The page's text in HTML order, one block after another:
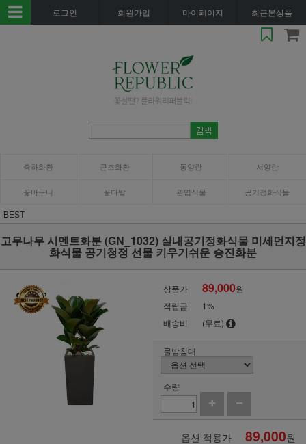
로그인 회원가입 마이페이지 최근본상품
축하화환 근조화환 동양란 서양란
꽃바구니 꽃다발 관엽식물 공기정화식물
BEST
고무나무 시멘트화분 (GN_1032) 실내공기정화식물 미세먼지정
화식물 공기청정 선물 키우기쉬운 승진화분
상품가 89,000원
적립금
1%
배송비
(무료)
물받침대
수량
옵션 적용가 89,000원